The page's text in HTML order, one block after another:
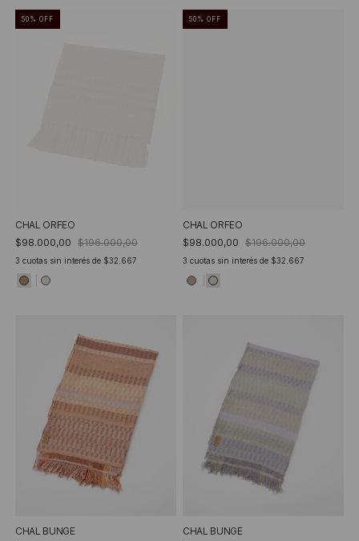
50 % OFF
CHAL ORFEO
$98.000,00 $196.000,00
3 cuotas sin interés de $32.667
50 % OFF
CHAL ORFEO
$98.000,00 $196.000,00
3 cuotas sin interés de $32.667
CHAL BUNGE
CHAL BUNGE